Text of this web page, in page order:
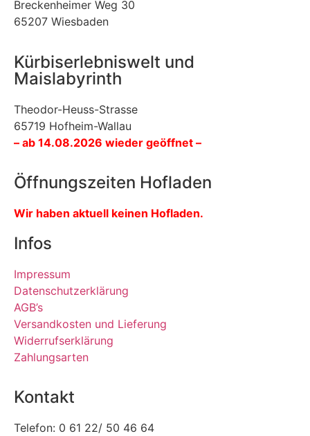
Breckenheimer Weg 30
65207 Wiesbaden
Kürbiserlebniswelt und
Maislabyrinth
Theodor-Heuss-Strasse
65719 Hofheim-Wallau
– ab 14.08.2026 wieder geöffnet –
Öffnungszeiten Hofladen
Wir haben aktuell keinen Hofladen.
Infos
Impressum
Datenschutzerklärung
AGB’s
Versandkosten und Lieferung
Widerrufserklärung
Zahlungsarten
Kontakt
Telefon: 0 61 22/ 50 46 64